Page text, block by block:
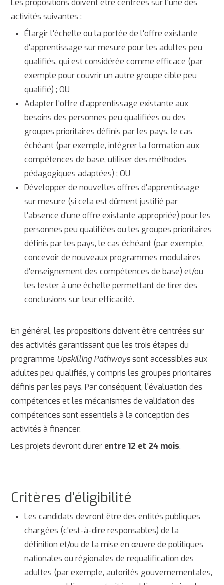
Les propositions doivent être centrées sur l'une des
activités suivantes :
Élargir l'échelle ou la portée de l'offre existante
d'apprentissage sur mesure pour les adultes peu
qualifiés, qui est considérée comme efficace (par
exemple pour couvrir un autre groupe cible peu
qualifié) ; OU
Adapter l'offre d'apprentissage existante aux
besoins des personnes peu qualifiées ou des
groupes prioritaires définis par les pays, le cas
échéant (par exemple, intégrer la formation aux
compétences de base, utiliser des méthodes
pédagogiques adaptées) ; OU
Développer de nouvelles offres d'apprentissage
sur mesure (si cela est dûment justifié par
l'absence d'une offre existante appropriée) pour les
personnes peu qualifiées ou les groupes prioritaires
définis par les pays, le cas échéant (par exemple,
concevoir de nouveaux programmes modulaires
d'enseignement des compétences de base) et/ou
les tester à une échelle permettant de tirer des
conclusions sur leur efficacité.
En général, les propositions doivent être centrées sur
des activités garantissant que les trois étapes du
programme Upskilling Pathwayssont accessibles aux
adultes peu qualifiés, y compris les groupes prioritaires
définis par les pays. Par conséquent, l'évaluation des
compétences et les mécanismes de validation des
compétences sont essentiels à la conception des
activités à financer.
Les projets devront durer entre 12 et 24 mois.
Critères d’éligibilité
Les candidats devront être des entités publiques
chargées (c'est-à-dire responsables) de la
définition et/ou de la mise en œuvre de politiques
nationales ou régionales de requalification des
adultes (par exemple, autorités gouvernementales,